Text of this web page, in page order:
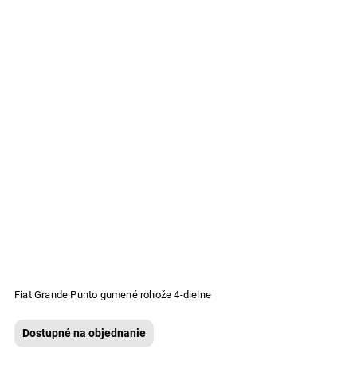
Fiat Grande Punto gumené rohože 4-dielne
Dostupné na objednanie